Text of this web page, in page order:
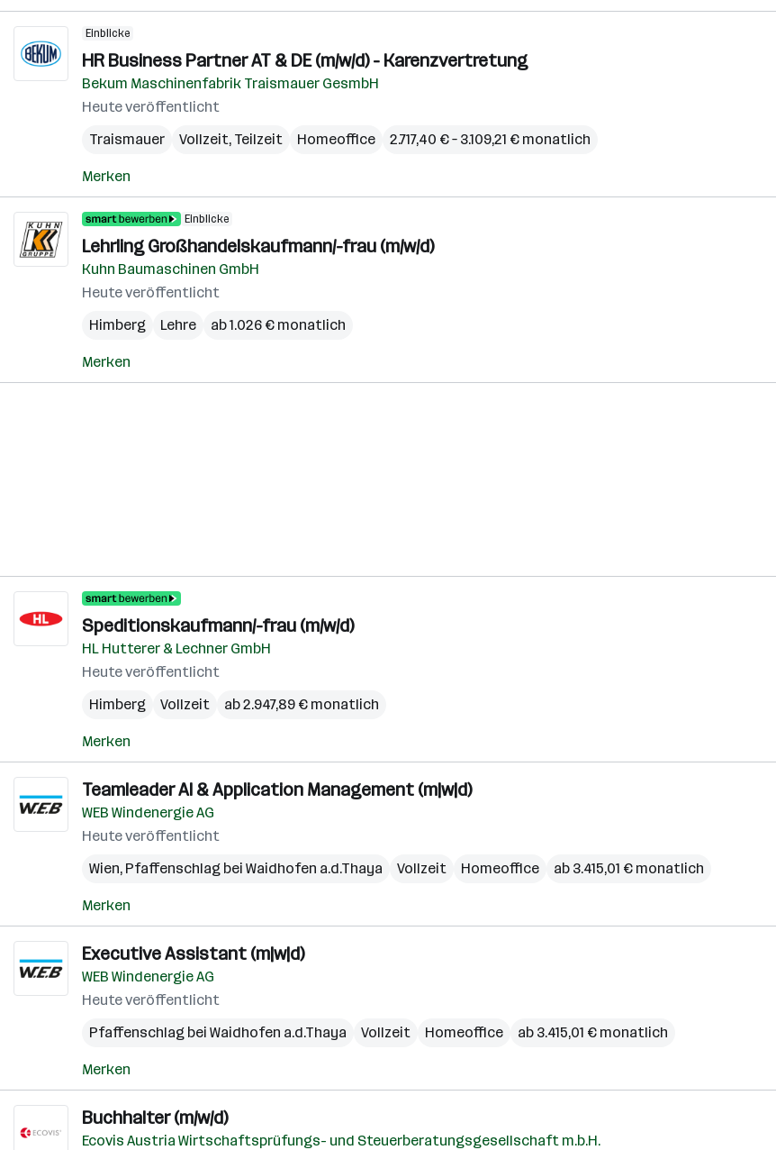
Einblicke
HR Business Partner AT & DE (m/w/d) - Karenzvertretung
Bekum Maschinenfabrik Traismauer GesmbH
Heute veröffentlicht
Traismauer
Vollzeit, Teilzeit Homeoffice 2.717,40 € – 3.109,21 € monatlich
Merken
Einblicke
Lehrling Großhandelskaufmann/-frau (m/w/d)
Kuhn Baumaschinen GmbH
Heute veröffentlicht
Himberg
Lehre ab 1.026 € monatlich
Merken
Speditionskaufmann/-frau (m/w/d)
HL Hutterer & Lechner GmbH
Heute veröffentlicht
Himberg
Vollzeit ab 2.947,89 € monatlich
Merken
Teamleader AI & Application Management (m|w|d)
WEB Windenergie AG
Heute veröffentlicht
Wien, Pfaffenschlag bei Waidhofen a.d.Thaya Vollzeit Homeoffice ab 3.415,01 € monatlich
Merken
Executive Assistant (m|w|d)
WEB Windenergie AG
Heute veröffentlicht
Pfaffenschlag bei Waidhofen a.d.Thaya
Vollzeit Homeoffice ab 3.415,01 € monatlich
Merken
Buchhalter (m/w/d)
Ecovis Austria Wirtschaftsprüfungs- und Steuerberatungsgesellschaft m.b.H.